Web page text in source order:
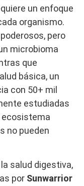
un enfoque
organismo.
pero
microbioma
que
básica, un
con 50+ mil
estudiadas
ecosistema
no pueden
salud digestiva,
por Sunwarrior